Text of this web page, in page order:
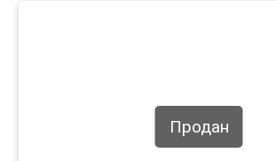
Продан